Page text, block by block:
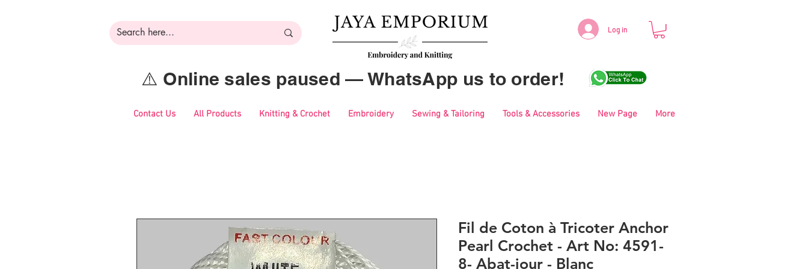
Log in
⚠️ Online sales paused — WhatsApp us to order!
Contact Us All Products Knitting & Crochet Embroidery Sewing & Tailoring Tools & Accessories New Page More
Fil de Coton à Tricoter Anchor
Pearl Crochet - Art No: 4591-
8- Abat-jour - Blanc